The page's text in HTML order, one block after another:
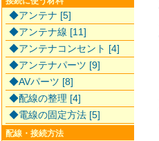
◆アンテナ [5]
◆アンテナ線 [11]
◆アンテナコンセント [4]
◆アンテナパーツ [9]
◆AVパーツ [8]
◆配線の整理 [4]
◆電線の固定方法 [5]
配線・接続方法